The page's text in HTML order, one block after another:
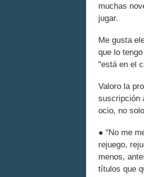
muchas
jugar.
Me gusta
que lo
"está en el
Valoro la
suscripción
ocio, no
● "No me
rejuego,
menos,
títulos que